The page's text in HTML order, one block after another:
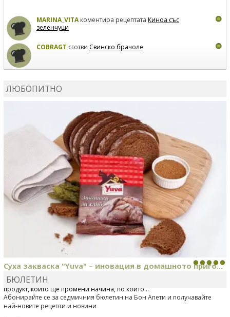
MARINA_VITAкоментира рецептата Киноа със
зеленчуци
COBRAGT сготви Свинско брачоле
ЛЮБОПИТНО
Суха закваска "Yuva" – иновация в домашното приго...
Отскоро Лесафр България стартира предлагането на изцяло нов
продукт, който ще промени начина, по който...
БЮЛЕТИН
Абонирайте се за седмичния бюлетин на Бон Апети и получавайте
най-новите рецепти и новини